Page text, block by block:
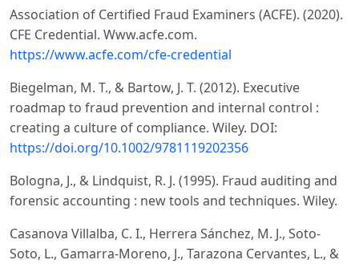
Association of Certified Fraud Examiners (ACFE). (2020).
CFE Credential. Www.acfe.com.
https://www.acfe.com/cfe-credential
Biegelman, M. T., & Bartow, J. T. (2012). Executive
roadmap to fraud prevention and internal control :
creating a culture of compliance. Wiley. DOI:
https://doi.org/10.1002/9781119202356
Bologna, J., & Lindquist, R. J. (1995). Fraud auditing and
forensic accounting : new tools and techniques. Wiley.
Casanova Villalba, C. I., Herrera Sánchez, M. J., Soto-
Soto, L., Gamarra-Moreno, J., Tarazona Cervantes, L., &